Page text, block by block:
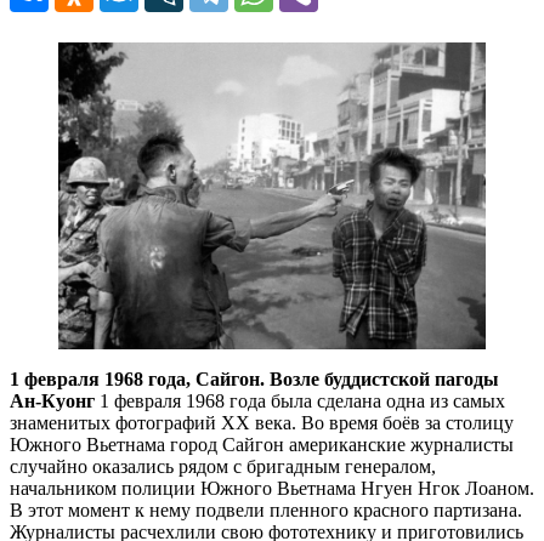
1 февраля 1968 года, Сайгон. Возле буддистской пагоды
Ан-Куонг 1 февраля 1968 года была сделана одна из самых
знаменитых фотографий ХХ века. Во время боёв за столицу
Южного Вьетнама город Сайгон американские журналисты
случайно оказались рядом с бригадным генералом,
начальником полиции Южного Вьетнама Нгуен Нгок Лоаном.
В этот момент к нему подвели пленного красного партизана.
Журналисты расчехлили свою фототехнику и приготовились